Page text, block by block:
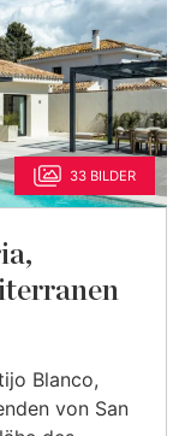
33 BILDER
Blanco,
von San